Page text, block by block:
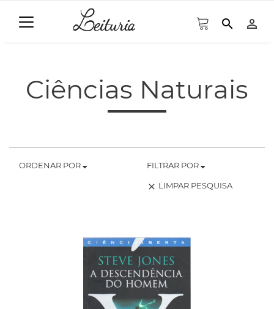
search person_outline
Ciências Naturais
ORDENAR POR FILTRAR POR
clear LIMPAR PESQUISA